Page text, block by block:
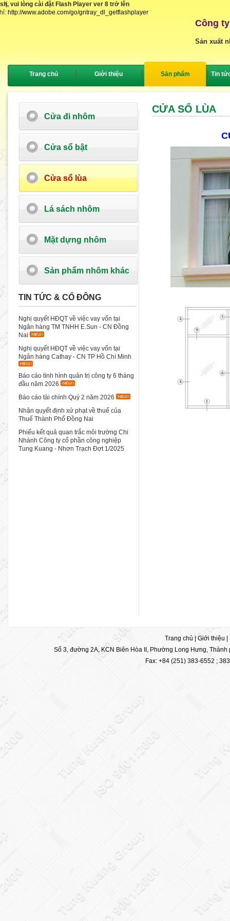
vui lòng cài đặt Flash Player ver 8 trở lên
http://www.adobe.com/go/gntray_dl_getflashplayer
{
Công
Sản xuất
Trang chủ Giới thiệu Sản phẩm Tin
Cửa đi nhôm
Cửa sổ bật
Cửa sổ lùa
Lá sách nhôm
Mặt dựng nhôm
Sản phẩm nhôm khác
TIN TỨC & CỔ ĐÔNG
Nghị quyết HĐQT về việc vay vốn tại
Ngân hàng TM TNHH E.Sun - CN Đồng
Nai
Nghị quyết HĐQT về việc vay vốn tại
Ngân hàng Cathay - CN TP Hồ Chí Minh
Báo cáo tình hình quản trị công ty 6 tháng
đầu năm 2026
Báo cáo tài chính Quý 2 năm 2026
Nhận quyết định xử phạt về thuế của
Thuế Thành Phố Đồng Nai
Phiếu kết quả quan trắc môi trường Chi
Nhánh Công ty cổ phần công nghiệp
Tung Kuang - Nhơn Trạch Đợt 1/2025
CỬA SỔ LÙA
Trang chủ | Giới thiệu
Số 3, đường 2A, KCN Biên Hòa II, Phường Long Hưng,
Fax: +84 (251) 383-6552 ;